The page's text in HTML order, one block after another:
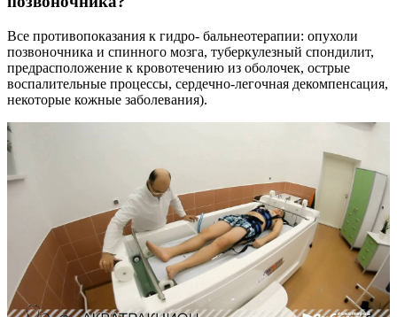
Все противопоказания к гидро- бальнеотерапии: опухоли
позвоночника и спинного мозга, туберкулезный спондилит,
предрасположение к кровотечению из оболочек, острые
воспалительные процессы, сердечно-легочная декомпенсация,
некоторые кожные заболевания).